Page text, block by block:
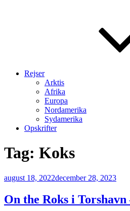
Rejser
Arktis
Afrika
Europa
Nordamerika
Sydamerika
Opskrifter
Tag: Koks
Udgivet
august 18, 2022december 28, 2023
On the Roks i